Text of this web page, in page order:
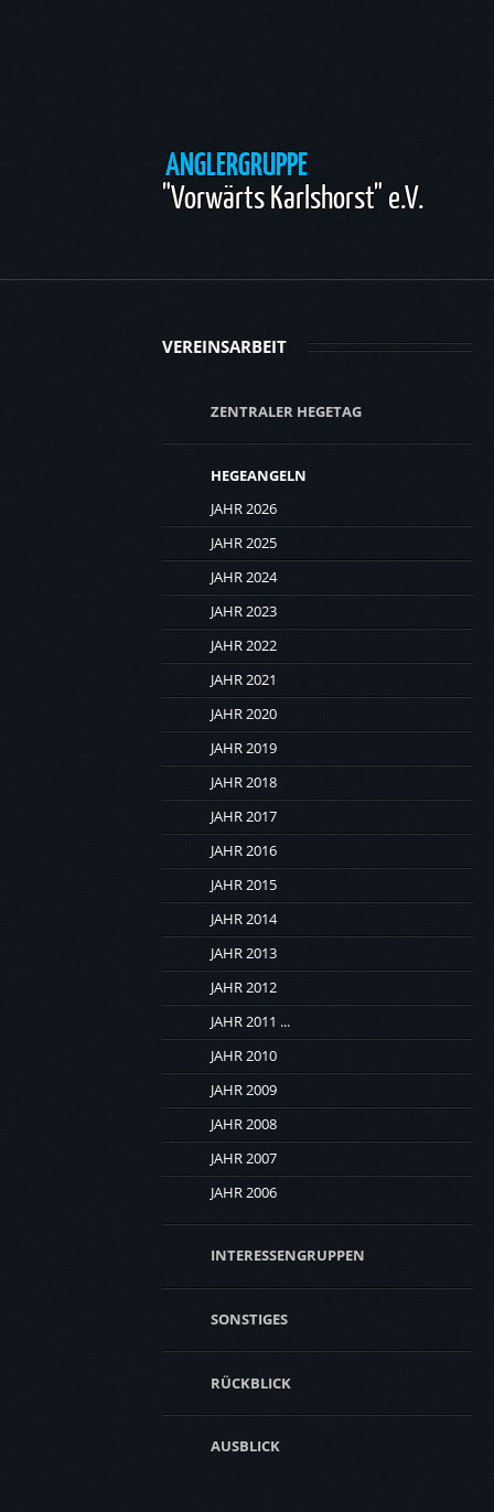
ANGLERGRUPPE
"Vorwärts Karlshorst" e.V.
VEREINSARBEIT
ZENTRALER HEGETAG
HEGEANGELN
JAHR 2026
JAHR 2025
JAHR 2024
JAHR 2023
JAHR 2022
JAHR 2021
JAHR 2020
JAHR 2019
JAHR 2018
JAHR 2017
JAHR 2016
JAHR 2015
JAHR 2014
JAHR 2013
JAHR 2012
JAHR 2011 ...
JAHR 2010
JAHR 2009
JAHR 2008
JAHR 2007
JAHR 2006
INTERESSENGRUPPEN
SONSTIGES
RÜCKBLICK
AUSBLICK